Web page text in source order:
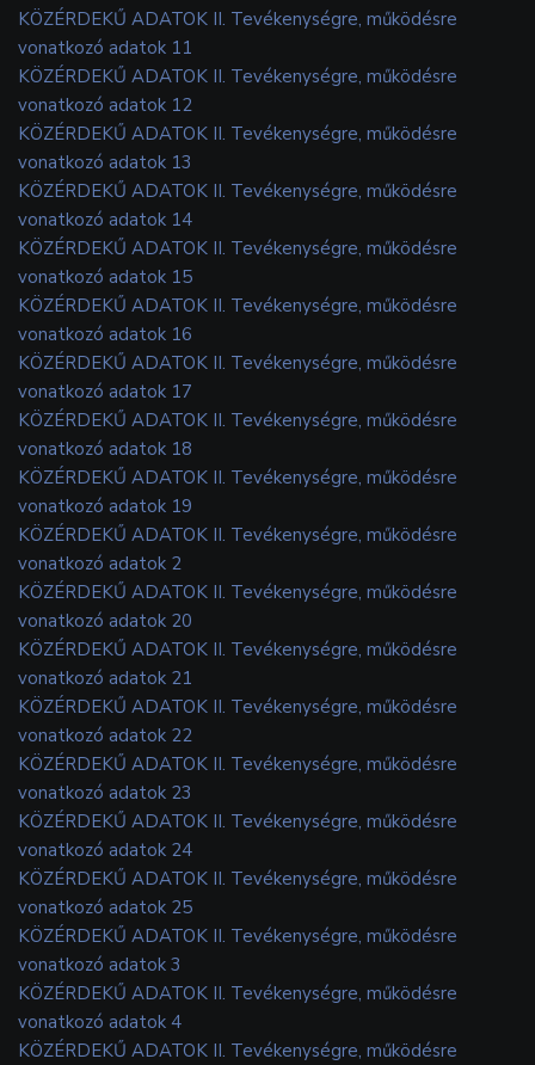
KÖZÉRDEKŰ ADATOK II. Tevékenységre, működésre
vonatkozó adatok 11
KÖZÉRDEKŰ ADATOK II. Tevékenységre, működésre
vonatkozó adatok 12
KÖZÉRDEKŰ ADATOK II. Tevékenységre, működésre
vonatkozó adatok 13
KÖZÉRDEKŰ ADATOK II. Tevékenységre, működésre
vonatkozó adatok 14
KÖZÉRDEKŰ ADATOK II. Tevékenységre, működésre
vonatkozó adatok 15
KÖZÉRDEKŰ ADATOK II. Tevékenységre, működésre
vonatkozó adatok 16
KÖZÉRDEKŰ ADATOK II. Tevékenységre, működésre
vonatkozó adatok 17
KÖZÉRDEKŰ ADATOK II. Tevékenységre, működésre
vonatkozó adatok 18
KÖZÉRDEKŰ ADATOK II. Tevékenységre, működésre
vonatkozó adatok 19
KÖZÉRDEKŰ ADATOK II. Tevékenységre, működésre
vonatkozó adatok 2
KÖZÉRDEKŰ ADATOK II. Tevékenységre, működésre
vonatkozó adatok 20
KÖZÉRDEKŰ ADATOK II. Tevékenységre, működésre
vonatkozó adatok 21
KÖZÉRDEKŰ ADATOK II. Tevékenységre, működésre
vonatkozó adatok 22
KÖZÉRDEKŰ ADATOK II. Tevékenységre, működésre
vonatkozó adatok 23
KÖZÉRDEKŰ ADATOK II. Tevékenységre, működésre
vonatkozó adatok 24
KÖZÉRDEKŰ ADATOK II. Tevékenységre, működésre
vonatkozó adatok 25
KÖZÉRDEKŰ ADATOK II. Tevékenységre, működésre
vonatkozó adatok 3
KÖZÉRDEKŰ ADATOK II. Tevékenységre, működésre
vonatkozó adatok 4
KÖZÉRDEKŰ ADATOK II. Tevékenységre, működésre